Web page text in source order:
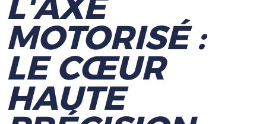
MOTORISÉ :
LE CŒUR
HAUTE